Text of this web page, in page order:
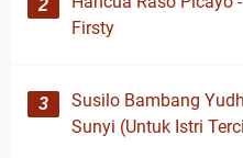
Firsty
Susilo Bambang
Sunyi (Untuk Istri